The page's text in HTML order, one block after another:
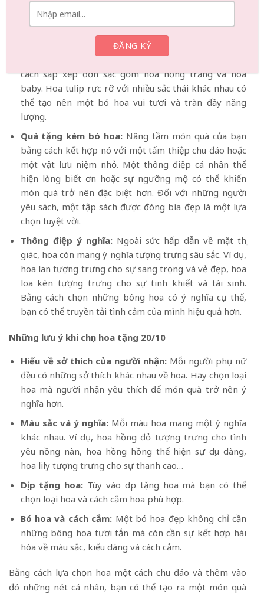
chướng đặc biệt phù hợp.
hoa của bạn để phản ánh phong cách độc đáo của
người nhận. Để có vẻ đẹp tối giản, hãy cân nhắc đến
cách sắp xếp đơn sắc gồm hoa hồng trắng và hoa
baby. Hoa tulip rực rỡ với nhiều sắc thái khác nhau có
thể tạo nên một bó hoa vui tươi và tràn đầy năng
lượng.
Quà tặng kèm bó hoa: Nâng tầm món quà của bạn
bằng cách kết hợp nó với một tấm thiệp chu đáo hoặc
một vật lưu niệm nhỏ. Một thông điệp cá nhân thể
hiện lòng biết ơn hoặc sự ngưỡng mộ có thể khiến
món quà trở nên đặc biệt hơn. Đối với những người
yêu sách, một tập sách được đóng bìa đẹp là một lựa
chọn tuyệt vời.
Thông điệp ý nghĩa:Ngoài sức hấp dẫn về mặt thị
giác, hoa còn mang ý nghĩa tượng trưng sâu sắc. Ví dụ,
hoa lan tượng trưng cho sự sang trọng và vẻ đẹp, hoa
loa kèn tượng trưng cho sự tinh khiết và tái sinh.
Bằng cách chọn những bông hoa có ý nghĩa cụ thể,
bạn có thể truyền tải tình cảm của mình hiệu quả hơn.
Những lưu ý khi chọn hoa tặng 20/10
Hiểu về sở thích của người nhận: Mỗi người phụ nữ
đều có những sở thích khác nhau về hoa. Hãy chọn loại
hoa mà người nhận yêu thích để món quà trở nên ý
nghĩa hơn.
Màu sắc và ý nghĩa: Mỗi màu hoa mang một ý nghĩa
khác nhau. Ví dụ, hoa hồng đỏ tượng trưng cho tình
yêu nồng nàn, hoa hồng hồng thể hiện sự dịu dàng,
hoa lily tượng trưng cho sự thanh cao…
Dịp tặng hoa: Tùy vào dịp tặng hoa mà bạn có thể
chọn loại hoa và cách cắm hoa phù hợp.
Bó hoa và cách cắm: Một bó hoa đẹp không chỉ cần
những bông hoa tươi tắn mà còn cần sự kết hợp hài
hòa về màu sắc, kiểu dáng và cách cắm.
Bằng cách lựa chọn hoa một cách chu đáo và thêm vào
đó những nét cá nhân, bạn có thể tạo ra một món quà